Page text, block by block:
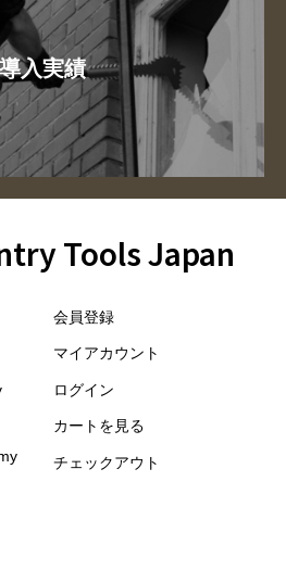
導入実績
Tools Japan
会員登録
マイアカウント
ログイン
カートを見る
チェックアウト